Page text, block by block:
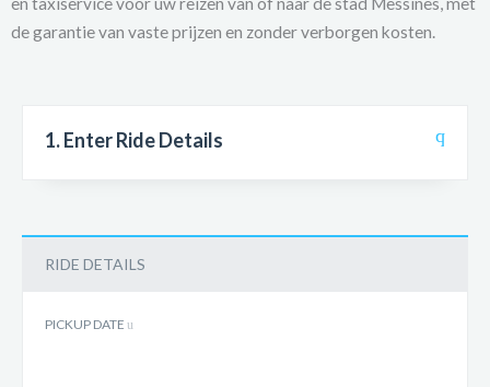
de garantie van vaste prijzen en zonder verborgen kosten.
1. Enter Ride Details
RIDE DETAILS
PICKUP DATE